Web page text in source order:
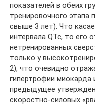
показателей в обеих
тренировочного
свыше 3 лет). Что
интервала QTc, то его
нетренированных
только у
2), что очевидно
гипертрофии
предыдущее
скоростно-силовых